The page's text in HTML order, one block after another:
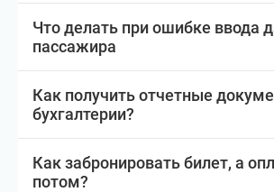
Что делать при ошибке ввода
пассажира
Как получить отчетные
бухгалтерии?
Как забронировать билет, а
потом?